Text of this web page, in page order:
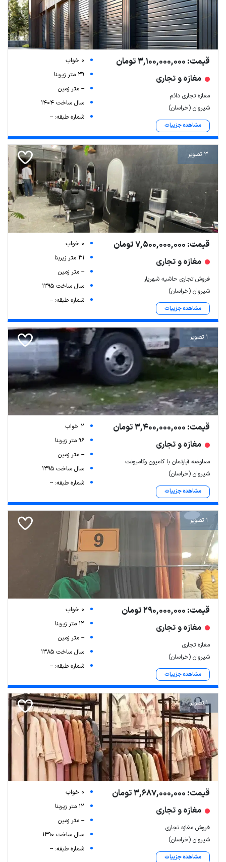
قیمت: 3,100,000,000 تومان
مغازه و تجاری
مغازه تجاری دائم
شیروان (خراسان)
مشاهده جزییات
0 خواب
39 متر زیربنا
-- متر زمین
سال ساخت 1404
شماره طبقه: --
3 تصویر
قیمت: 7,500,000,000 تومان
مغازه و تجاری
فروش تجاری حاشیه شهریار
شیروان (خراسان)
مشاهده جزییات
0 خواب
31 متر زیربنا
-- متر زمین
سال ساخت 1395
شماره طبقه: --
1 تصویر
قیمت: 3,400,000,000 تومان
مغازه و تجاری
معاوضه آپارتمان با کامیون وکامیونت
شیروان (خراسان)
مشاهده جزییات
2 خواب
96 متر زیربنا
-- متر زمین
سال ساخت 1395
شماره طبقه: --
1 تصویر
قیمت: 290,000,000 تومان
مغازه و تجاری
مغازه تجاری
شیروان (خراسان)
مشاهده جزییات
0 خواب
12 متر زیربنا
-- متر زمین
سال ساخت 1385
شماره طبقه: --
1 تصویر
قیمت: 3,687,000,000 تومان
مغازه و تجاری
فروش مغازه تجاری
شیروان (خراسان)
مشاهده جزییات
0 خواب
12 متر زیربنا
-- متر زمین
سال ساخت 1390
شماره طبقه: --